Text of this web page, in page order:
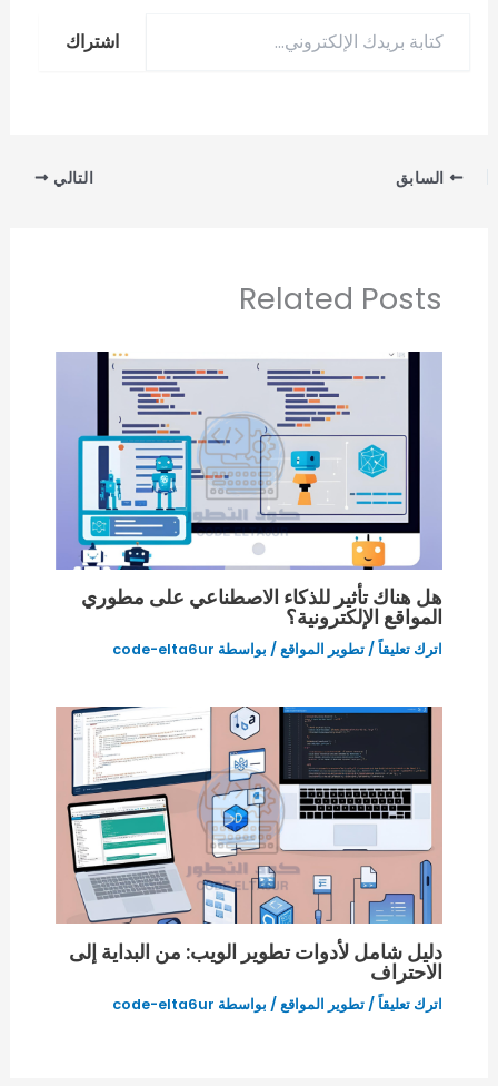
اشتراك
السابق التالي
Related Posts
هل هناك تأثير للذكاء الاصطناعي على مطوري
المواقع الإلكترونية؟
اترك تعليقاً/ تطوير المواقع/ بواسطة code-elta6ur
دليل شامل لأدوات تطوير الويب: من البداية إلى
الاحتراف
اترك تعليقاً/ تطوير المواقع/ بواسطة code-elta6ur